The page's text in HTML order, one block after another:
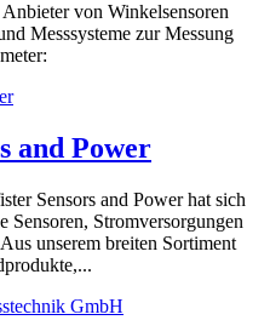
von Winkelsensoren
Messsysteme zur Messung
and Power
Sensors and Power hat sich
Sensoren, Stromversorgungen
unserem breiten Sortiment